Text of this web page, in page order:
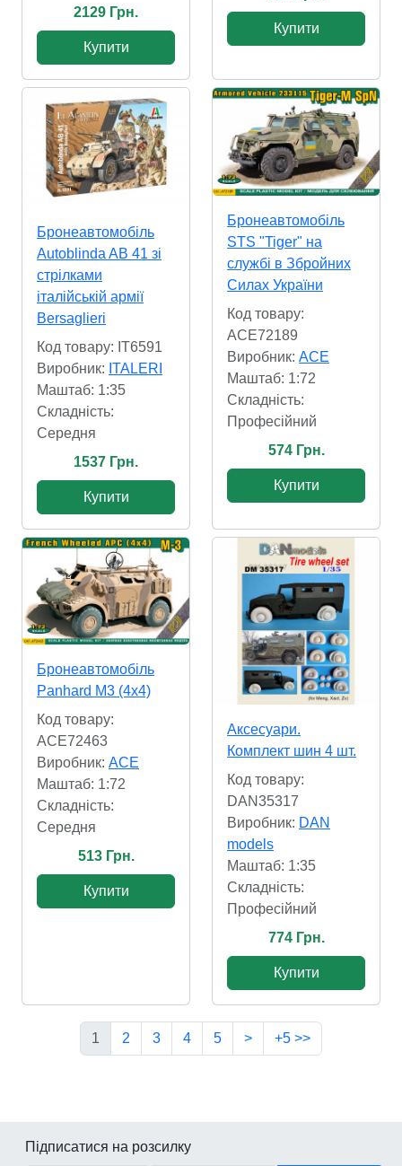
2129 Грн.
Купити
Купити
Бронеавтомобіль
Autoblinda AB 41 зі
стрілками
італійській армії
Bersaglieri
Код товару: IT6591
Виробник: ITALERI
Маштаб: 1:35
Складність:
Cередня
1537 Грн.
Купити
Бронеавтомобіль
STS "Tiger" на
службі в Збройних
Силах України
Код товару:
ACE72189
Виробник: ACE
Маштаб: 1:72
Складність:
Професійний
574 Грн.
Купити
Бронеавтомобіль
Panhard M3 (4x4)
Код товару:
ACE72463
Виробник: ACE
Маштаб: 1:72
Складність:
Cередня
513 Грн.
Купити
Аксесуари.
Комплект шин 4 шт.
Код товару:
DAN35317
Виробник: DAN
models
Маштаб: 1:35
Складність:
Професійний
774 Грн.
Купити
1 2 3 4 5 > +5 >>
Підписатися на розсилку